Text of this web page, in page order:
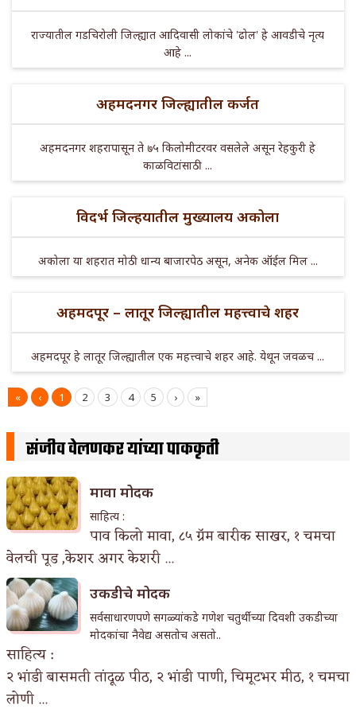
राज्यातील गडचिरोली जिल्ह्यात आदिवासी लोकांचे 'ढोल' हे आवडीचे नृत्य
आहे ...
अहमदनगर जिल्ह्यातील कर्जत
अहमदनगर शहरापासून ते ७५ किलोमीटरवर वसलेले असून रेहकुरी हे
काळविटांसाठी ...
विदर्भ जिल्हयातील मुख्यालय अकोला
अकोला या शहरात मोठी धान्य बाजारपेठ असून, अनेक ऑईल मिल ...
अहमदपूर – लातूर जिल्ह्यातील महत्त्वाचे शहर
अहमदपूर हे लातूर जिल्ह्यातील एक महत्त्वाचे शहर आहे. येथून जवळच ...
« ‹ 1 2 3 4 5 › »
संजीव वेलणकर यांच्या पाककृती
मावा मोदक
साहित्य :
पाव किलो मावा, ८५ ग्रॅम बारीक साखर, १ चमचा
वेलची पूड ,केशर अगर केशरी ...
उकडीचे मोदक
सर्वसाधारणपणे सगळ्यांकडे गणेश चतुर्थीच्या दिवशी उकडीच्या
मोदकांचा नैवेद्य असतोच असतो..
साहित्य :
२ भांडी बासमती तांदूळ पीठ, २ भांडी पाणी, चिमूटभर मीठ, १ चमचा
लोणी ...